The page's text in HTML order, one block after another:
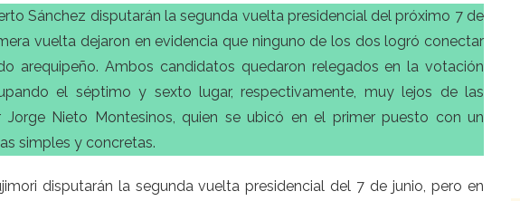
Sánchez disputarán la segunda vuelta presidencial del próximo 7 de
vuelta dejaron en evidencia que ninguno de los dos logró conectar
arequipeño. Ambos candidatos quedaron relegados en la votación
el séptimo y sexto lugar, respectivamente, muy lejos de las
Jorge Nieto Montesinos, quien se ubicó en el primer puesto con un
simples y concretas.
disputarán la segunda vuelta presidencial del 7 de junio, pero en